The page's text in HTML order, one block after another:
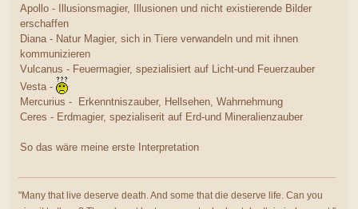
Apollo - Illusionsmagier, Illusionen und nicht existierende Bilder
erschaffen
Diana - Natur Magier, sich in Tiere verwandeln und mit ihnen
kommunizieren
Vulcanus - Feuermagier, spezialisiert auf Licht-und Feuerzauber
Vesta -
Mercurius - Erkenntniszauber, Hellsehen, Wahrnehmung
Ceres - Erdmagier, spezialiserit auf Erd-und Mineralienzauber
So das wäre meine erste Interpretation
"Many that live deserve death. And some that die deserve life. Can you